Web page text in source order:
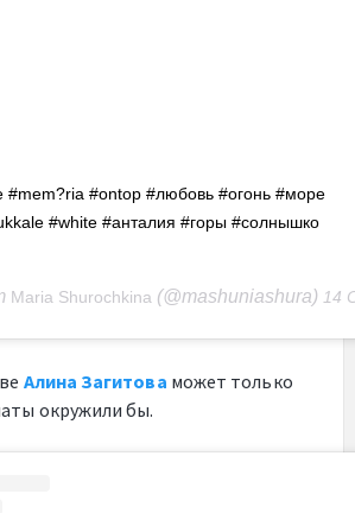
#mem?ria #ontop #любовь #огонь #море
#white #анталия #горы #солнышко
Maria Shurochkina (@mashuniashura) 14 Сен 2020
Алина Загитова может только
окружили бы.